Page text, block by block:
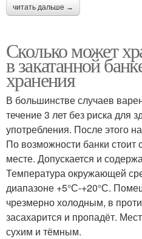
читать дальше →
Сколько может
в закатанной
хранения
В большинстве случаев
течение 3 лет без риска для
употребления. После этого
По возможности банки стоит
месте. Допускается и
Температура окружающей
диапазоне +5°С-+20°С.
чрезмерно холодным, в
засахарится и пропадёт.
сухим и тёмным.